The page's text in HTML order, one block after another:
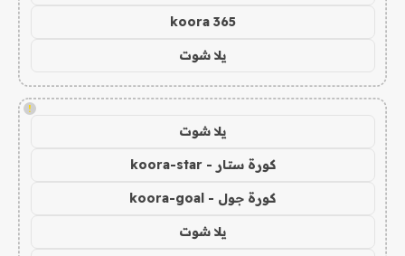
koora 365
يلا شوت
!
يلا شوت
كورة ستار - koora-star
كورة جول - koora-goal
يلا شوت